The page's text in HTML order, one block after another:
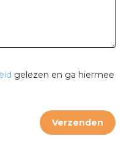
gelezen en ga hiermee
Verzenden